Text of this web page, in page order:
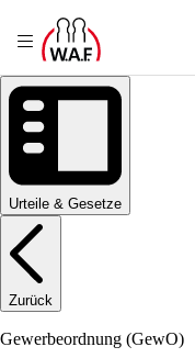
Urteile & Gesetze
Zurück
Gewerbeordnung (GewO)